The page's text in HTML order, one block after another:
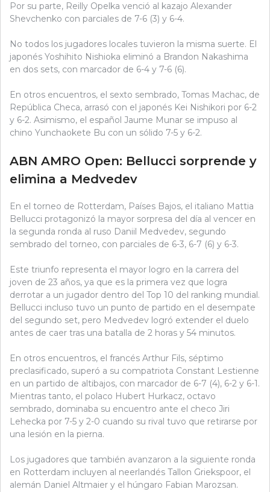
Por su parte, Reilly Opelka venció al kazajo Alexander
Shevchenko con parciales de 7-6 (3) y 6-4.
No todos los jugadores locales tuvieron la misma suerte. El
japonés Yoshihito Nishioka eliminó a Brandon Nakashima
en dos sets, con marcador de 6-4 y 7-6 (6).
En otros encuentros, el sexto sembrado, Tomas Machac, de
República Checa, arrasó con el japonés Kei Nishikori por 6-2
y 6-2. Asimismo, el español Jaume Munar se impuso al
chino Yunchaokete Bu con un sólido 7-5 y 6-2.
ABN AMRO Open: Bellucci sorprende y
elimina a Medvedev
En el torneo de Rotterdam, Países Bajos, el italiano Mattia
Bellucci protagonizó la mayor sorpresa del día al vencer en
la segunda ronda al ruso Daniil Medvedev, segundo
sembrado del torneo, con parciales de 6-3, 6-7 (6) y 6-3.
Este triunfo representa el mayor logro en la carrera del
joven de 23 años, ya que es la primera vez que logra
derrotar a un jugador dentro del Top 10 del ranking mundial.
Bellucci incluso tuvo un punto de partido en el desempate
del segundo set, pero Medvedev logró extender el duelo
antes de caer tras una batalla de 2 horas y 54 minutos.
En otros encuentros, el francés Arthur Fils, séptimo
preclasificado, superó a su compatriota Constant Lestienne
en un partido de altibajos, con marcador de 6-7 (4), 6-2 y 6-1.
Mientras tanto, el polaco Hubert Hurkacz, octavo
sembrado, dominaba su encuentro ante el checo Jiri
Lehecka por 7-5 y 2-0 cuando su rival tuvo que retirarse por
una lesión en la pierna.
Los jugadores que también avanzaron a la siguiente ronda
en Rotterdam incluyen al neerlandés Tallon Griekspoor, el
alemán Daniel Altmaier y el húngaro Fabian Marozsan.